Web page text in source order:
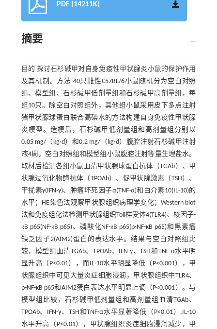
PDF (14211K)
摘要
目的 探讨石杉碱甲对自身免疫性甲状腺炎小鼠的保护作用
及其机制。方法 40只雌性C57BL/6小鼠随机分为空白对照
组、模型组、石杉碱甲低剂量组和石杉碱甲高剂量组，每
组10只。除空白对照组外，其他组小鼠采用皮下多点注射
猪甲状腺球蛋白联合高碘水的方法构建自身免疫性甲状腺
炎模型。造模后，石杉碱甲低剂量组和高剂量组分别以
0.05 mg/（kg·d）和0.2 mg/（kg·d）腹腔注射石杉碱甲注射
液4周，空白对照组和模型组小鼠腹腔注射等量生理盐水。
取材后检测各组小鼠血清甲状腺球蛋白抗体（TGAb）、甲
状腺过氧化物酶抗体（TPOAb）、促甲状腺激素（TSH）、
干扰素γ(IFN-γ)、肿瘤坏死因子α(TNF-α)和白介素10(IL-10)的
水平；HE染色法观察甲状腺组织病理学变化；Western blot
法和免疫组化法检测甲状腺组织Toll样受体4(TLR4)、核因子-
κB p65(NF-κB p65)、磷酸化NF-κB p65(p-NF-κB p65)和黑素瘤
缺乏因子2(AIM2)蛋白的表达水平。结果与空白对照组比
较，模型组血清TGAb、TPOAb、IFN-γ、TSH和TNF-α水平明
显升高（P<0.01），而IL-10水平明显降低（P<0.001），甲
状腺组织中可见大量炎症细胞浸润，甲状腺组织中TLR4、
p-NF-κB p65和AIM2蛋白表达水平明显上调（P<0.001）。与
模型组比较，石杉碱甲低剂量组和高剂量组血清TGAb、
TPOAb、IFN-γ、TSH和TNF-α水平显著降低（P<0.01）,IL-10
水平升高（P<0.01），甲状腺组织炎症细胞浸润减少，甲